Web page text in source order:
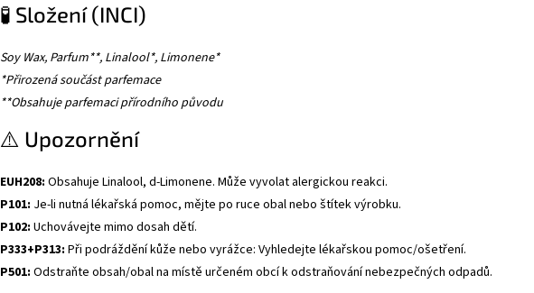
🧪 Složení (INCI)
Soy Wax, Parfum**, Linalool*, Limonene*
*Přirozená součást parfemace
**Obsahuje parfemaci přírodního původu
⚠️ Upozornění
EUH208: Obsahuje Linalool, d-Limonene. Může vyvolat alergickou reakci.
P101: Je-li nutná lékařská pomoc, mějte po ruce obal nebo štítek výrobku.
P102: Uchovávejte mimo dosah dětí.
P333+P313: Při podráždění kůže nebo vyrážce: Vyhledejte lékařskou pomoc/ošetření.
P501: Odstraňte obsah/obal na místě určeném obcí k odstraňování nebezpečných odpadů.